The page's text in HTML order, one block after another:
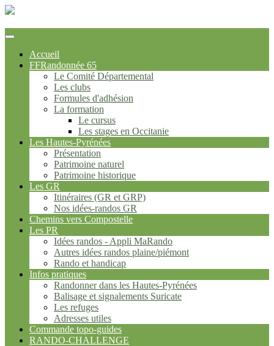
Accueil
FFRandonnée 65
Le Comité Départemental
Les clubs
Formules d'adhésion
La formation
Le cursus
Les stages en Occitanie
Les Hautes-Pyrénées
Présentation
Patrimoine naturel
Patrimoine historique
Les GR
Itinéraires (GR et GRP)
Nos idées-randos GR
Chemins vers Compostelle
Les PR
Idées randos - Appli MaRando
Autres idées randos plaine/piémont
Rando et handicap
Infos pratiques
Randonner dans les Hautes-Pyrénées
Balisage et signalements Suricate
Les refuges
Adresses utiles
Commande topo-guides
RANDO-CHALLENGE